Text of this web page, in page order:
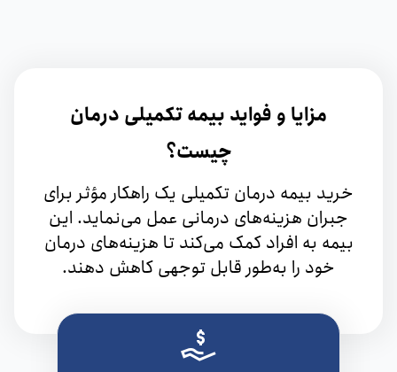
مزایا و فواید بیمه تکمیلی درمان
چیست؟
خرید بیمه درمان تکمیلی یک راهکار مؤثر برای
جبران هزینه‌های درمانی عمل می‌نماید. این
بیمه به افراد کمک می‌کند تا هزینه‌های درمان
خود را به‌طور قابل توجهی کاهش دهند.